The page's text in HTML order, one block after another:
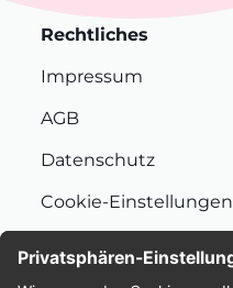
Rechtliches
Impressum
AGB
Datenschutz
Cookie-Einstellungen